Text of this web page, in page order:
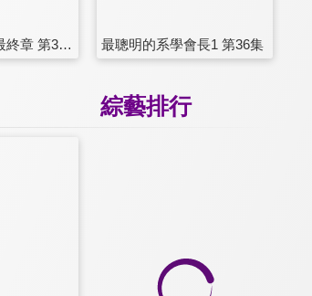
最聰明的醫生 最終章 第35集 最聰明的系學會長1 第36集
綜藝排行